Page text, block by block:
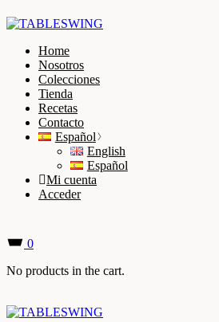
Home
Nosotros
Colecciones
Tienda
Recetas
Contacto
Español
English
Español
Mi cuenta
Acceder
0
No products in the cart.